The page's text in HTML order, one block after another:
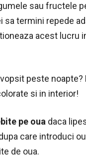
sau fructele
sa termini repede
acest lucru
peste noapte?
si in interior!
pe oua daca
care introduci
de oua.